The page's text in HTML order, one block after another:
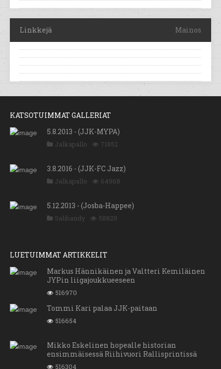
Linkkejä Mainos
KATSOTUIMMAT GALLERIAT
5.8.2013 - (JJK-MYPA)
Jalkapallo 71852
3.8.2016 - (JJK-FC Jazz)
Jalkapallo 64968
5.12.2013 - (Josba-Happee)
Salibandy 58829
LUETUIMMAT ARTIKKELIT
Markus Hännikäinen ja Valtteri Kemiläinen
JYPin liigajoukkueeseen
516970
Tommi Kari palaa JJK-paitaan
516654
Mikko Eskelinen hopealle historian
ensimmäisessä Riihivuori Rallisprintissä
516304